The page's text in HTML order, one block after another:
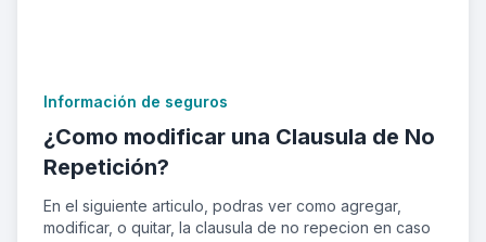
Información de seguros
¿Como modificar una Clausula de No
Repetición?
En el siguiente articulo, podras ver como agregar,
modificar, o quitar, la clausula de no repecion en caso